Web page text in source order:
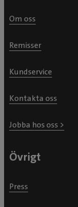
Om oss
Remisser
Kundservice
Kontakta oss
Jobba hos oss >
Övrigt
Press